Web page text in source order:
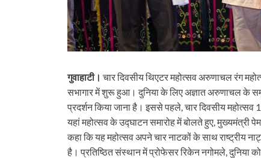
गुवाहाटी। चार दिवसीय थिएटर महोत्सव अरुणाचल रंग
सभागार में शुरू हुआ। दुनिया के लिए अज्ञात अरुणाचल के
प्रदर्शन किया जाना है। इससे पहले, चार दिवसीय
यहां महोत्सव के उद्घाटन समारोह में बोलते हुए, मुख्यमंत्री
कहा कि यह महोत्सव अपने चार नाटकों के साथ राष्ट्रीय
है। प्रतिष्ठित संस्थान में प्रोफेसर रिकेन नगोमले,